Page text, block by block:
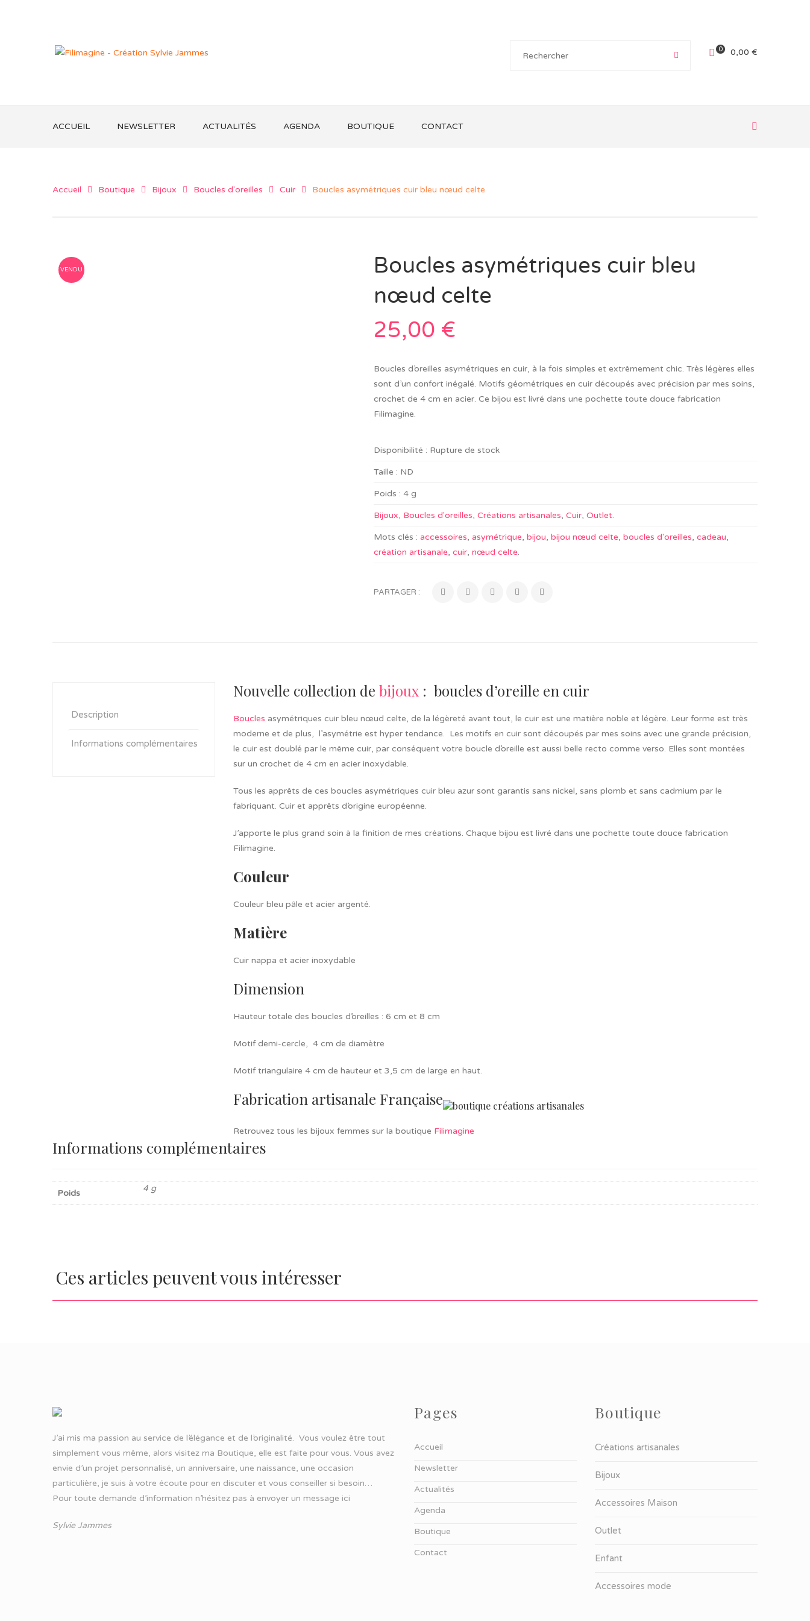
0 0,00 €
ACCUEIL NEWSLETTER ACTUALITÉS AGENDA BOUTIQUE CONTACT
Accueil Boutique Bijoux Boucles d'oreilles Cuir Boucles asymétriques cuir bleu nœud celte
VENDU
Boucles asymétriques cuir bleu
nœud celte
25,00 €
Boucles d’oreilles asymétriques en cuir, à la fois simples et extrêmement chic. Très légères elles
sont d’un confort inégalé. Motifs géométriques en cuir découpés avec précision par mes soins,
crochet de 4 cm en acier. Ce bijou est livré dans une pochette toute douce fabrication
Filimagine.
Disponibilité : Rupture de stock
Taille : ND
Poids : 4 g
Bijoux, Boucles d'oreilles,Créations artisanales,Cuir,Outlet.
Mots clés : accessoires,asymétrique,bijou,bijou nœud celte,boucles d'oreilles,cadeau,
création artisanale,cuir,nœud celte.
PARTAGER :
Description
Informations complémentaires
Nouvelle collection de bijoux : boucles d’oreille en cuir
Boucles asymétriques cuir bleu nœud celte, de la légèreté avant tout, le cuir est une matière noble et légère. Leur forme est très
moderne et de plus, l’asymétrie est hyper tendance. Les motifs en cuir sont découpés par mes soins avec une grande précision,
le cuir est doublé par le même cuir, par conséquent votre boucle d’oreille est aussi belle recto comme verso. Elles sont montées
sur un crochet de 4 cm en acier inoxydable.
Tous les apprêts de ces boucles asymétriques cuir bleu azur sont garantis sans nickel, sans plomb et sans cadmium par le
fabriquant. Cuir et apprêts d’origine européenne.
J’apporte le plus grand soin à la finition de mes créations. Chaque bijou est livré dans une pochette toute douce fabrication
Filimagine.
Couleur
Couleur bleu pâle et acier argenté.
Matière
Cuir nappa et acier inoxydable
Dimension
Hauteur totale des boucles d’oreilles : 6 cm et 8 cm
Motif demi-cercle, 4 cm de diamètre
Motif triangulaire 4 cm de hauteur et 3,5 cm de large en haut.
Fabrication artisanale Française
Retrouvez tous les bijoux femmes sur la boutique Filimagine
Informations complémentaires
Poids 4 g
Ces articles peuvent vous intéresser
J’ai mis ma passion au service de l’élégance et de l’originalité. Vous voulez être tout
simplement vous même, alors visitez ma Boutique, elle est faite pour vous. Vous avez
envie d’un projet personnalisé, un anniversaire, une naissance, une occasion
particulière, je suis à votre écoute pour en discuter et vous conseiller si besoin…
Pour toute demande d’information n’hésitez pas à envoyer un message ici
Sylvie Jammes
Pages
Accueil
Newsletter
Actualités
Agenda
Boutique
Contact
Boutique
Créations artisanales
Bijoux
Accessoires Maison
Outlet
Enfant
Accessoires mode